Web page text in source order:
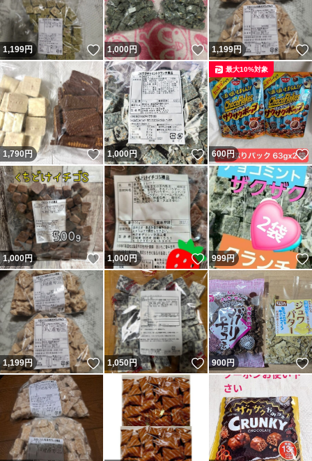
1,199円 いいね！
1,000円 いいね！
1,199円
1,790円 いいね！
1,000円 いいね！
600円
最大10%対象
1,000円 いいね！
1,000円 いいね！
999円
1,199円 いいね！
1,050円 いいね！
900円